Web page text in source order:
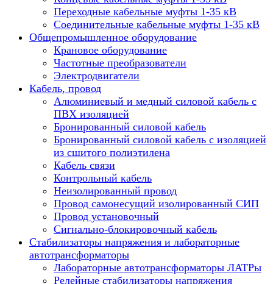
Переходные кабельные муфты 1-35 кВ
Соединительные кабельные муфты 1-35 кВ
Общепромышленное оборудование
Крановое оборудование
Частотные преобразователи
Электродвигатели
Кабель, провод
Алюминиевый и медный силовой кабель с
ПВХ изоляцией
Бронированный силовой кабель
Бронированный силовой кабель с изоляцией
из сшитого полиэтилена
Кабель связи
Контрольный кабель
Неизолированный провод
Провод самонесущий изолированный СИП
Провод установочный
Сигнально-блокировочный кабель
Стабилизаторы напряжения и лабораторные
автотрансформаторы
Лабораторные автотрансформаторы ЛАТРы
Релейные стабилизаторы напряжения